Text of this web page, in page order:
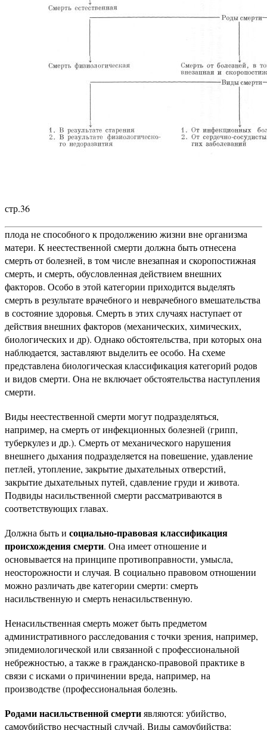
стр.36
плода не способного к продолжению жизни вне организма
матери. К неестественной смерти должна быть отнесена
смерть от болезней, в том числе внезапная и скоропостижная
смерть, и смерть, обусловленная действием внешних
факторов. Особо в этой категории приходится выделять
смерть в результате врачебного и неврачебного вмешательства
в состояние здоровья. Смерть в этих случаях наступает от
действия внешних факторов (механических, химических,
биологических и др). Однако обстоятельства, при которых она
наблюдается, заставляют выделить ее особо. На схеме
представлена биологическая классификация категорий родов
и видов смерти. Она не включает обстоятельства наступления
смерти.
Виды неестественной смерти могут подразделяться,
например, на смерть от инфекционных болезней (грипп,
туберкулез и др.). Смерть от механического нарушения
внешнего дыхания подразделяется на повешение, удавление
петлей, утопление, закрытие дыхательных отверстий,
закрытие дыхательных путей, сдавление груди и живота.
Подвиды насильственной смерти рассматриваются в
соответствующих главах.
Должна быть и социально-правовая классификация
происхождения смерти. Она имеет отношение и
основывается на принципе противоправности, умысла,
неосторожности и случая. В социально правовом отношении
можно различать две категории смерти: смерть
насильственную и смерть ненасильственную.
Ненасильственная смерть может быть предметом
административного расследования с точки зрения, например,
эпидемиологической или связанной с профессиональной
небрежностью, а также в гражданско-правовой практике в
связи с исками о причинении вреда, например, на
производстве (профессиональная болезнь.
Родами насильственной смертиявляются: убийство,
самоубийство несчастный случай. Виды самоубийства: